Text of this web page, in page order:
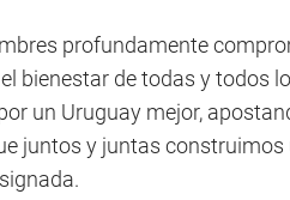
profundamente
bienestar de todas y todos
un Uruguay mejor,
juntos y juntas